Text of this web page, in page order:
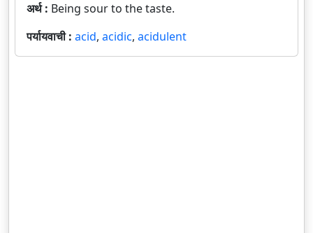
अर्थ : Being sour to the taste.
पर्यायवाची : acid, acidic, acidulent